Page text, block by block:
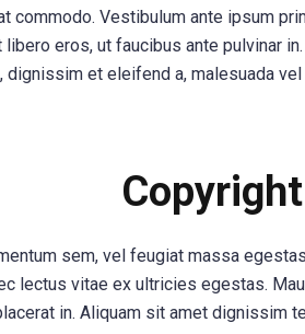
commodo. Vestibulum ante ipsum
libero eros, ut faucibus ante pulvinar
et eleifend a, malesuada
sem, vel feugiat massa
lectus vitae ex ultricies egestas.
in. Aliquam sit amet dignissim